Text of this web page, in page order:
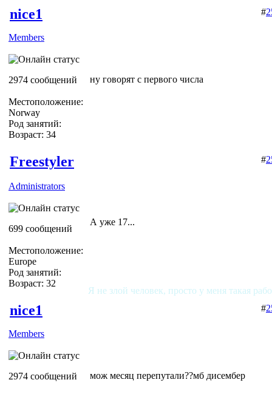
nice1
Members
2974 сообщений
Местоположение:
Norway
Род занятий:
Возраст: 34
#
ну говорят с первого числа
Freestyler
Administrators
699 сообщений
Местоположение:
Europe
Род занятий:
Возраст: 32
#
А уже 17...
Я не злой человек, просто у меня такая
nice1
Members
2974 сообщений
#
мож месяц перепутали??мб дисембер